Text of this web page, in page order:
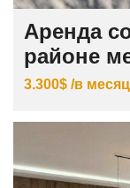
Аренда
районе
3.300$ /в месяц